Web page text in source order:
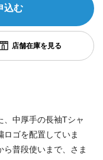
込む
、中厚手の長袖Tシャ
ゴを配置していま
普段使いまで、さま